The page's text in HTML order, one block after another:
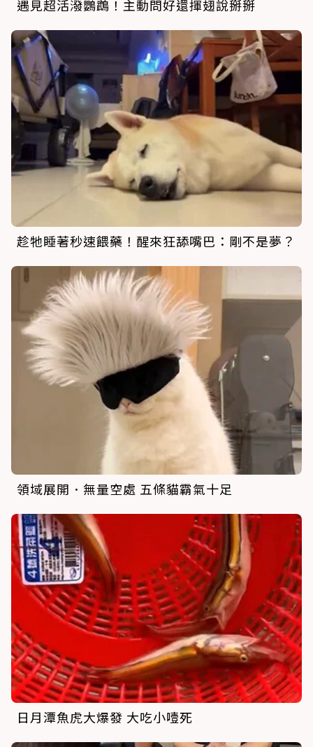
遇見超活潑鸚鵡！主動問好還揮翅說掰掰
趁牠睡著秒速餵藥！醒來狂舔嘴巴：剛不是夢？
領域展開．無量空處 五條貓霸氣十足
日月潭魚虎大爆發 大吃小噎死